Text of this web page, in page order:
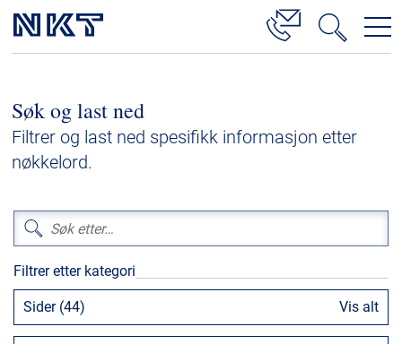
Høyspenningskabelløsninger
Kabelservice
Lavspenning
Høyspenningskabeltilbehør
Mellomspenningskabeltilbehør
Referanser
Søk og last ned
Filtrer og last ned spesifikk informasjon etter
nøkkelord.
Filtrer etter kategori
Sider (44) Vis alt